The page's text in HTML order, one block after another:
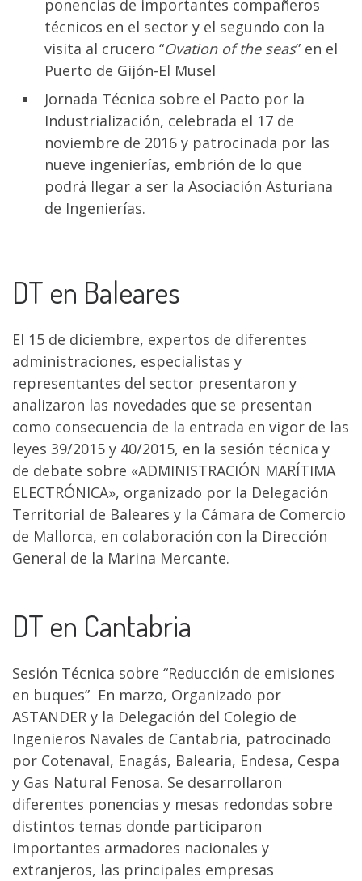
ponencias de importantes compañeros
técnicos en el sector y el segundo con la
visita al crucero “Ovation of the seas” en el
Puerto de Gijón-El Musel
Jornada Técnica sobre el Pacto por la
Industrialización, celebrada el 17 de
noviembre de 2016 y patrocinada por las
nueve ingenierías, embrión de lo que
podrá llegar a ser la Asociación Asturiana
de Ingenierías.
DT en Baleares
El 15 de diciembre, expertos de diferentes
administraciones, especialistas y
representantes del sector presentaron y
analizaron las novedades que se presentan
como consecuencia de la entrada en vigor de las
leyes 39/2015 y 40/2015, en la sesión técnica y
de debate sobre «ADMINISTRACIÓN MARÍTIMA
ELECTRÓNICA», organizado por la Delegación
Territorial de Baleares y la Cámara de Comercio
de Mallorca, en colaboración con la Dirección
General de la Marina Mercante.
DT en Cantabria
Sesión Técnica sobre “Reducción de emisiones
en buques” En marzo, Organizado por
ASTANDER y la Delegación del Colegio de
Ingenieros Navales de Cantabria, patrocinado
por Cotenaval, Enagás, Balearia, Endesa, Cespa
y Gas Natural Fenosa. Se desarrollaron
diferentes ponencias y mesas redondas sobre
distintos temas donde participaron
importantes armadores nacionales y
extranjeros, las principales empresas